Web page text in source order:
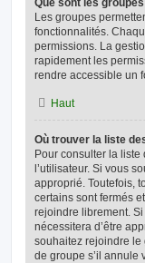
Les groupes
fonctionnalités.
permissions. La
rapidement les
rendre accessible un
Haut
Où trouver la liste
Pour consulter la
l’utilisateur. Si vous
approprié. Toutefois,
certains sont fermés
rejoindre librement.
nécessitera d’être
souhaitez rejoindre le
de groupe s’il annule